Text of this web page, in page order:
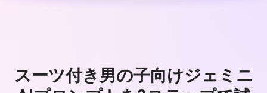
スーツ付き男の子向けジェミニ